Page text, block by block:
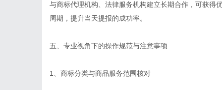
与商标代理机构、法律服务机构建立长期合作，可获得
周期，提升当天提报的成功率。
五、专业视角下的操作规范与注意事项
1、商标分类与商品服务范围核对